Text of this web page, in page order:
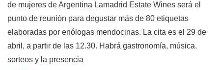
de mujeres de Argentina Lamadrid Estate Wines será el
punto de reunión para degustar más de 80 etiquetas
elaboradas por enólogas mendocinas. La cita es el 29 de
abril, a partir de las 12.30. Habrá gastronomía, música,
sorteos y la presencia